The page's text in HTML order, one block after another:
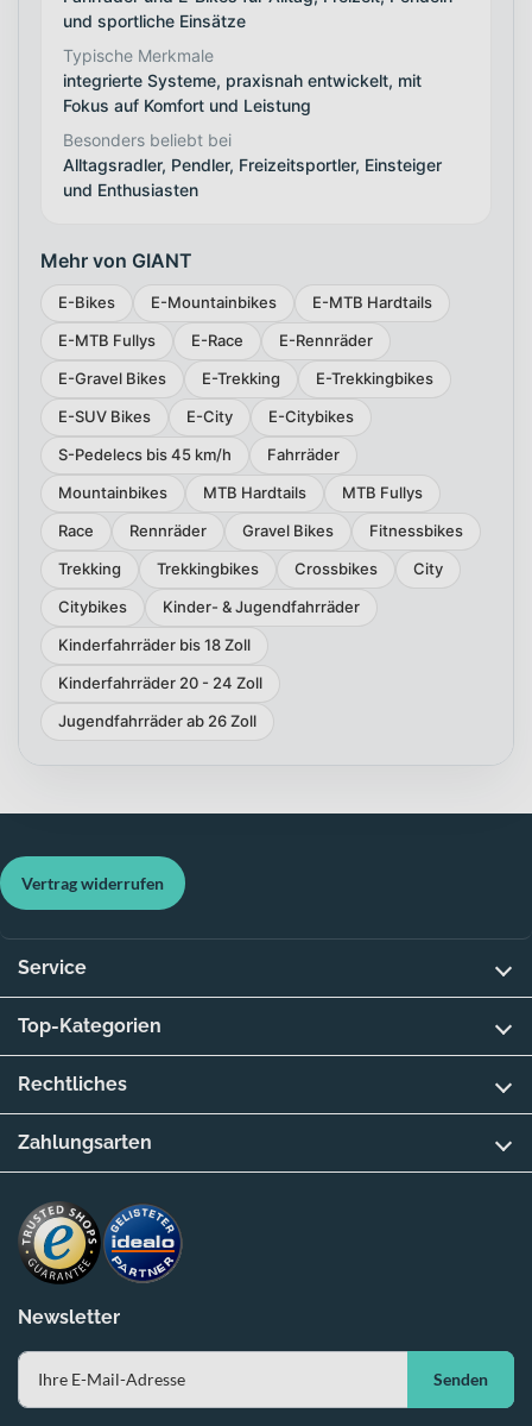
und sportliche Einsätze
Typische Merkmale
integrierte Systeme, praxisnah entwickelt, mit
Fokus auf Komfort und Leistung
Besonders beliebt bei
Alltagsradler, Pendler, Freizeitsportler, Einsteiger
und Enthusiasten
Mehr von GIANT
E-Bikes E-Mountainbikes
E-MTB Hardtails
E-MTB Fullys
E-Race
E-Rennräder
E-Gravel Bikes
E-Trekking
E-Trekkingbikes
E-SUV Bikes
E-City
E-Citybikes
S-Pedelecs bis 45 km/h
Fahrräder
Mountainbikes
MTB Hardtails
MTB Fullys
Race
Rennräder Gravel Bikes
Fitnessbikes
Trekking
Trekkingbikes Crossbikes
City
Citybikes
Kinder- & Jugendfahrräder
Kinderfahrräder bis 18 Zoll
Kinderfahrräder 20 - 24 Zoll
Jugendfahrräder ab 26 Zoll
Newsletter
Senden
Vertrag widerrufen
Service
Top-Kategorien
Rechtliches
Zahlungsarten